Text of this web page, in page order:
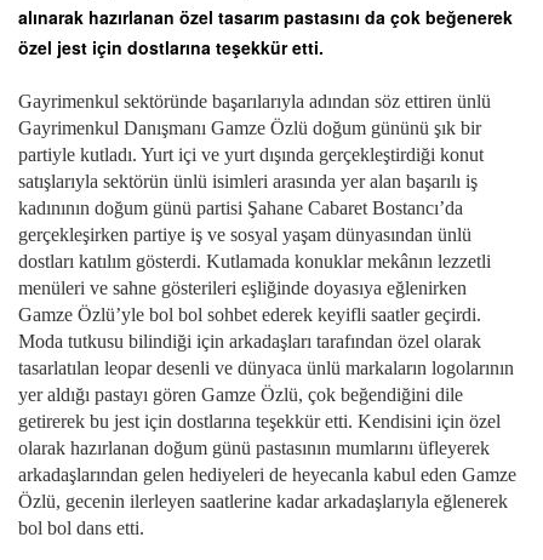
alınarak hazırlanan özel tasarım pastasını da çok beğenerek
özel jest için dostlarına teşekkür etti.
Gayrimenkul sektöründe başarılarıyla adından söz ettiren ünlü
Gayrimenkul Danışmanı Gamze Özlü doğum gününü şık bir
partiyle kutladı. Yurt içi ve yurt dışında gerçekleştirdiği konut
satışlarıyla sektörün ünlü isimleri arasında yer alan başarılı iş
kadınının doğum günü partisi Şahane Cabaret Bostancı’da
gerçekleşirken partiye iş ve sosyal yaşam dünyasından ünlü
dostları katılım gösterdi. Kutlamada konuklar mekânın lezzetli
menüleri ve sahne gösterileri eşliğinde doyasıya eğlenirken
Gamze Özlü’yle bol bol sohbet ederek keyifli saatler geçirdi.
Moda tutkusu bilindiği için arkadaşları tarafından özel olarak
tasarlatılan leopar desenli ve dünyaca ünlü markaların logolarının
yer aldığı pastayı gören Gamze Özlü, çok beğendiğini dile
getirerek bu jest için dostlarına teşekkür etti. Kendisini için özel
olarak hazırlanan doğum günü pastasının mumlarını üfleyerek
arkadaşlarından gelen hediyeleri de heyecanla kabul eden Gamze
Özlü, gecenin ilerleyen saatlerine kadar arkadaşlarıyla eğlenerek
bol bol dans etti.